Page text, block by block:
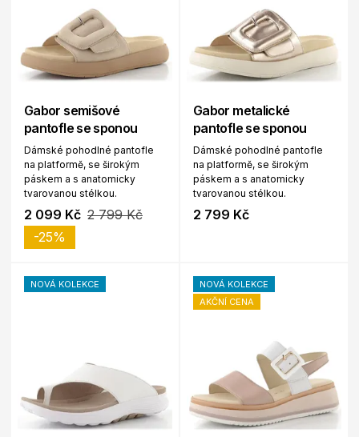
Gabor semišové
pantofle se sponou
Dámské pohodlné pantofle
na platformě, se širokým
páskem a s anatomicky
tvarovanou stélkou.
2 099 Kč 2 799 Kč
-25%
Gabor metalické
pantofle se sponou
Dámské pohodlné pantofle
na platformě, se širokým
páskem a s anatomicky
tvarovanou stélkou.
2 799 Kč
NOVÁ KOLEKCE
NOVÁ KOLEKCE
AKČNÍ CENA